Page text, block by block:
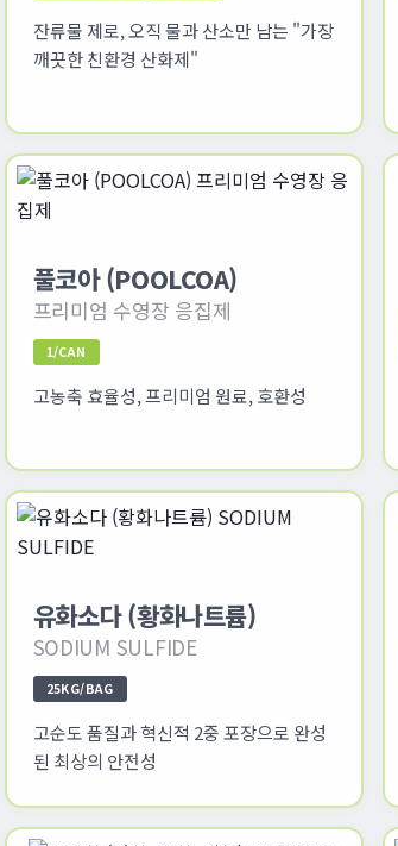
잔류물 제로, 오직 물과 산소만 남는 "가장
깨끗한 친환경 산화제"
풀코아 (POOLCOA)
프리미엄 수영장 응집제
1/CAN
고농축 효율성, 프리미엄 원료, 호환성
유화소다 (황화나트륨)
SODIUM SULFIDE
25KG/BAG
고순도 품질과 혁신적 2중 포장으로 완성
된 최상의 안전성